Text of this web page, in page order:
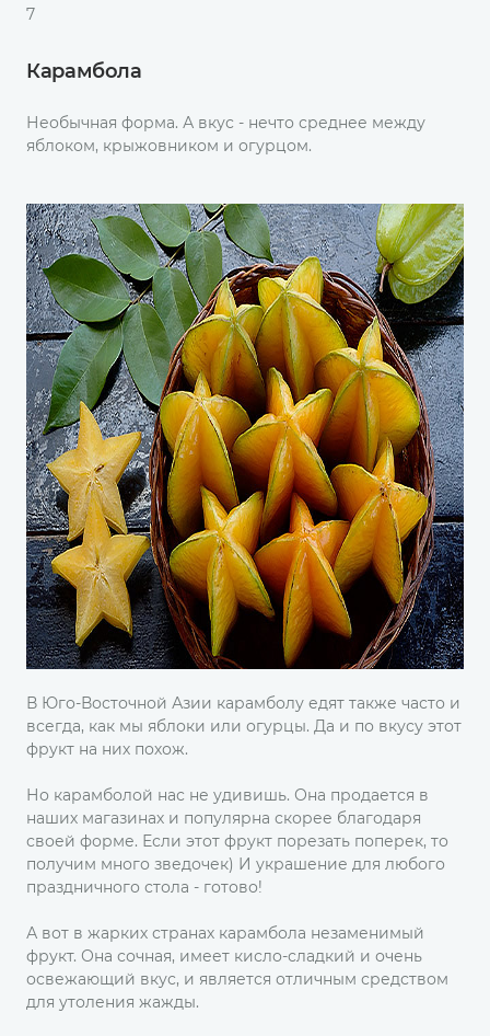
7
Карамбола
Необычная форма. А вкус - нечто среднее между
яблоком, крыжовником и огурцом.
В Юго-Восточной Азии карамболу едят также часто и
всегда, как мы яблоки или огурцы. Да и по вкусу этот
фрукт на них похож.
Но карамболой нас не удивишь. Она продается в
наших магазинах и популярна скорее благодаря
своей форме. Если этот фрукт порезать поперек, то
получим много зведочек) И украшение для любого
праздничного стола - готово!
А вот в жарких странах карамбола незаменимый
фрукт. Она сочная, имеет кисло-сладкий и очень
освежающий вкус, и является отличным средством
для утоления жажды.